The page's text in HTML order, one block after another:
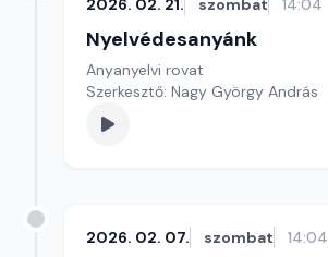
2026. 02. 21. szombat 14:04
Nyelvédesanyánk
Anyanyelvi rovat
Szerkesztő: Nagy György András
2026. 02. 07. szombat 14:04